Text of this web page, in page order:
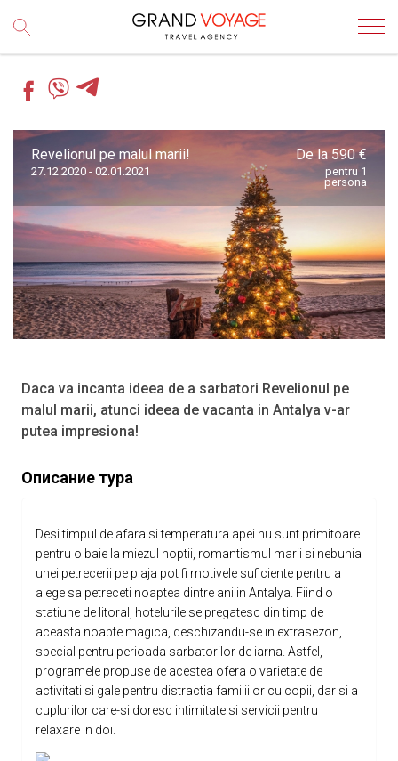
Revelionul pe malul marii!
27.12.2020 - 02.01.2021
De la 590 €
pentru 1
persona
Daca va incanta ideea de a sarbatori Revelionul pe
malul marii, atunci ideea de vacanta in Antalya v-ar
putea impresiona!
Описание тура
Desi timpul de afara si temperatura apei nu sunt primitoare
pentru o baie la miezul noptii, romantismul marii si nebunia
unei petrecerii pe plaja pot fi motivele suficiente pentru a
alege sa petreceti noaptea dintre ani in Antalya. Fiind o
statiune de litoral, hotelurile se pregatesc din timp de
aceasta noapte magica, deschizandu-se in extrasezon,
special pentru perioada sarbatorilor de iarna. Astfel,
programele propuse de acestea ofera o varietate de
activitati si gale pentru distractia familiilor cu copii, dar si a
cuplurilor care-si doresc intimitate si servicii pentru
relaxare in doi.